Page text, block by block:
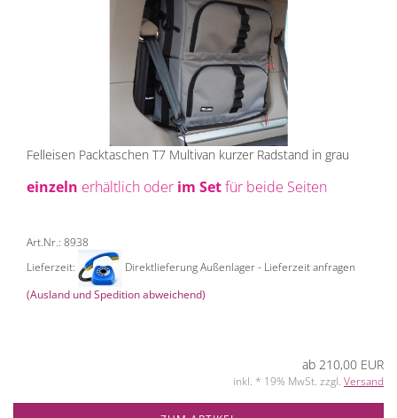
Felleisen Packtaschen T7 Multivan kurzer Radstand in grau
einzeln erhältlich oder im Setfür beide Seiten
Art.Nr.: 8938
Lieferzeit:
Direktlieferung Außenlager - Lieferzeit anfragen
(Ausland und Spedition abweichend)
ab 210,00 EUR
inkl. * 19% MwSt. zzgl. Versand